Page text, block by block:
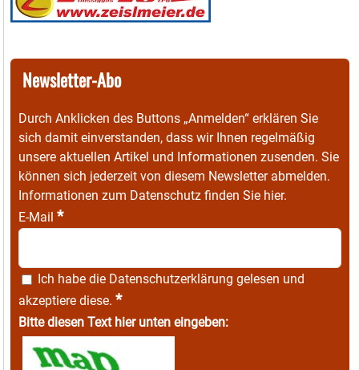
Newsletter-Abo
Durch Anklicken des Buttons „Anmelden“ erklären Sie
sich damit einverstanden, dass wir Ihnen regelmäßig
unsere aktuellen Artikel und Informationen zusenden. Sie
können sich jederzeit von diesem Newsletter abmelden.
Informationen zum Datenschutz finden Sie hier.
E-Mail *
Ich habe die Datenschutzerklärung gelesen und
akzeptiere diese. *
Bitte diesen Text hier unten eingeben: